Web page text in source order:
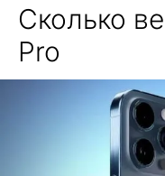
Сколько
Pro